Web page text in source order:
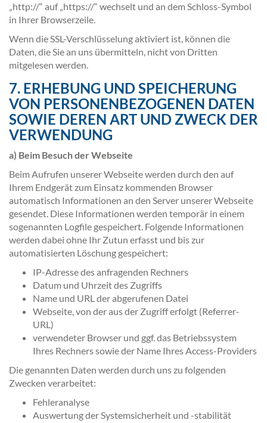
„http://“ auf „https://“ wechselt und an dem Schloss-Symbol
in Ihrer Browserzeile.
Wenn die SSL-Verschlüsselung aktiviert ist, können die
Daten, die Sie an uns übermitteln, nicht von Dritten
mitgelesen werden.
7. ERHEBUNG UND SPEICHERUNG
VON PERSONENBEZOGENEN DATEN
SOWIE DEREN ART UND ZWECK DER
VERWENDUNG
a) Beim Besuch der Webseite
Beim Aufrufen unserer Webseite werden durch den auf
Ihrem Endgerät zum Einsatz kommenden Browser
automatisch Informationen an den Server unserer Webseite
gesendet. Diese Informationen werden temporär in einem
sogenannten Logfile gespeichert. Folgende Informationen
werden dabei ohne Ihr Zutun erfasst und bis zur
automatisierten Löschung gespeichert:
IP-Adresse des anfragenden Rechners
Datum und Uhrzeit des Zugriffs
Name und URL der abgerufenen Datei
Webseite, von der aus der Zugriff erfolgt (Referrer-
URL)
verwendeter Browser und ggf. das Betriebssystem
Ihres Rechners sowie der Name Ihres Access-Providers
Die genannten Daten werden durch uns zu folgenden
Zwecken verarbeitet:
Fehleranalyse
Auswertung der Systemsicherheit und -stabilität